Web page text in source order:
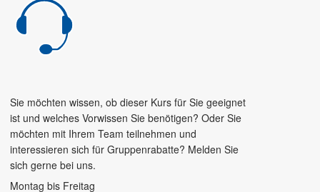
Sie möchten wissen, ob dieser Kurs für Sie geeignet
ist und welches Vorwissen Sie benötigen? Oder Sie
möchten mit Ihrem Team teilnehmen und
interessieren sich für Gruppenrabatte? Melden Sie
sich gerne bei uns.
Montag bis Freitag